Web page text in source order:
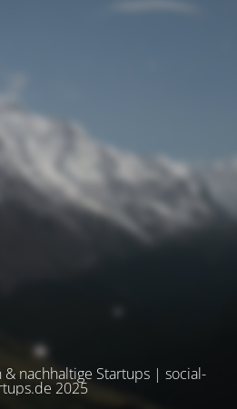
nachhaltige Startups | social-
2025